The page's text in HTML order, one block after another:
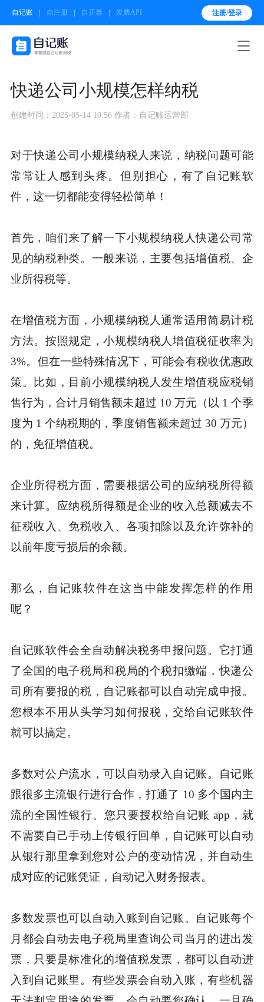
自记账 自注册 自开票 发票API 注册/登录

快递公司小规模怎样纳税
创建时间：2025-05-14 10:56 作者：自记账运营部
对于快递公司小规模纳税人来说，纳税问题可能
常常让人感到头疼。但别担心，有了自记账软
件，这一切都能变得轻松简单！
首先，咱们来了解一下小规模纳税人快递公司常
见的纳税种类。一般来说，主要包括增值税、企
业所得税等。
在增值税方面，小规模纳税人通常适用简易计税
方法。按照规定，小规模纳税人增值税征收率为
3%。但在一些特殊情况下，可能会有税收优惠政
策。比如，目前小规模纳税人发生增值税应税销
售行为，合计月销售额未超过 10 万元（以 1 个季
度为 1 个纳税期的，季度销售额未超过 30 万元）
的，免征增值税。
企业所得税方面，需要根据公司的应纳税所得额
来计算。应纳税所得额是企业的收入总额减去不
征税收入、免税收入、各项扣除以及允许弥补的
以前年度亏损后的余额。
那么，自记账软件在这当中能发挥怎样的作用
呢？
自记账软件会全自动解决税务申报问题。它打通
了全国的电子税局和税局的个税扣缴端，快递公
司所有要报的税，自记账都可以自动完成申报。
您根本不用从头学习如何报税，交给自记账软件
就可以搞定。
多数对公户流水，可以自动录入自记账。自记账
跟很多主流银行进行合作，打通了 10 多个国内主
流的全国性银行。您只要授权给自记账 app，就
不需要自己手动上传银行回单，自记账可以自动
从银行那里拿到您对公户的变动情况，并自动生
成对应的记账凭证，自动记入财务报表。
多数发票也可以自动入账到自记账。自记账每个
月都会自动去电子税局里查询公司当月的进出发
票，只要是标准化的增值税发票，都可以自动进
入到自记账里。有些发票会自动入账，有些机器